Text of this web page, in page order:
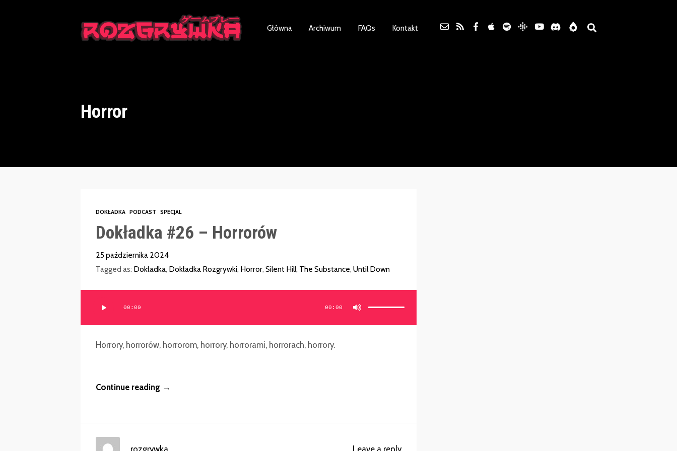
Główna Archiwum FAQs Kontakt
Horror
DOKŁADKA PODCAST SPECJAL
Dokładka #26 – Horrorów
25 października 2024
Tagged as: Dokładka, Dokładka Rozgrywki, Horror, Silent Hill, The Substance, Until Down
plików
dźwiękowych
00:00 00:00
Używaj
góry/do
zwiększyć
Horrory, horrorów, horrorom, horrory, horrorami, horrorach, horrory.
Continue reading →
Leave a reply
rozgrywka